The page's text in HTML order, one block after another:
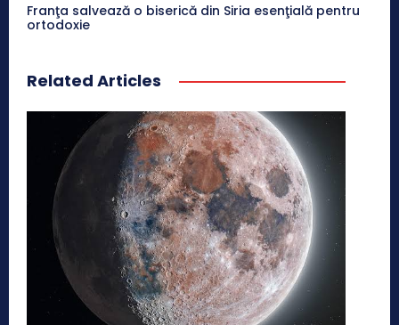
Franţa salvează o biserică din Siria esenţială pentru
ortodoxie
Related Articles